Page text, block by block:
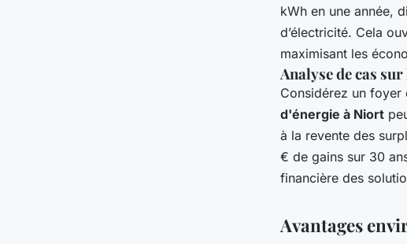
kWh en une année,
d’électricité. Cela
maximisant les
Analyse de cas
Considérez un foyer
d'énergie à Niort
à la revente des
€ de gains sur 30
financière des
Avantages